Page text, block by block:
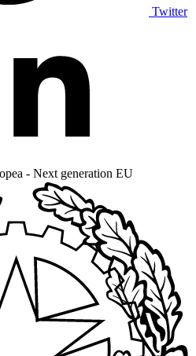
Twitter